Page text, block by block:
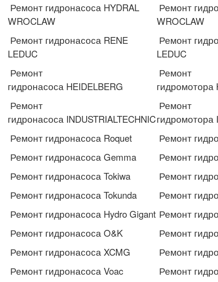
Ремонт гидронасоса HYDRAL
WROCLAW
Ремонт
WROCLAW
Ремонт гидронасоса RENE
LEDUC
Ремонт
LEDUC
Ремонт
гидронасоса HEIDELBERG
Ремонт
гидромотора
Ремонт
гидронасоса INDUSTRIALTECHNIC
Ремонт
гидромотора
Ремонт гидронасоса Roquet
Ремонт
Ремонт гидронасоса Gemma
Ремонт
Ремонт гидронасоса Tokiwa
Ремонт
Ремонт гидронасоса Tokunda
Ремонт
Ремонт гидронасоса Hydro Gigant Ремонт
Ремонт гидронасоса O&K
Ремонт
Ремонт гидронасоса XCMG
Ремонт
Ремонт гидронасоса Voac
Ремонт